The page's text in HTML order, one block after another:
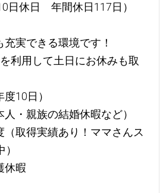
日休日 年間休日117日）
実できる環境です！
利用して土日にお休みも取
10日）
・親族の結婚休暇など）
（取得実績あり！ママさんス
休暇